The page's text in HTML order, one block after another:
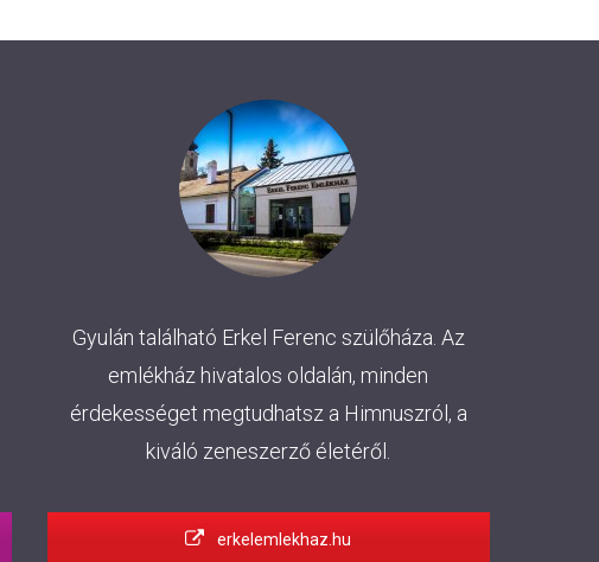
Gyulán található Erkel Ferenc szülőháza. Az
emlékház hivatalos oldalán, minden
érdekességet megtudhatsz a Himnuszról, a
kiváló zeneszerző életéről.
erkelemlekhaz.hu